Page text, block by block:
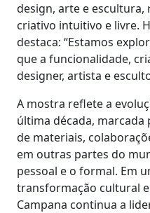
design, arte e
criativo intuitivo e livre.
destaca: “Estamos
que a funcionalidade,
designer, artista e
A mostra reflete a
última década,
de materiais,
em outras partes do
pessoal e o formal. Em
transformação cultural
Campana continua a